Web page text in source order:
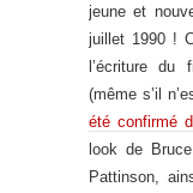
jeune et
juillet 1990 !
l’écriture du
(même s’il
été confirmé
look de
Pattinson,